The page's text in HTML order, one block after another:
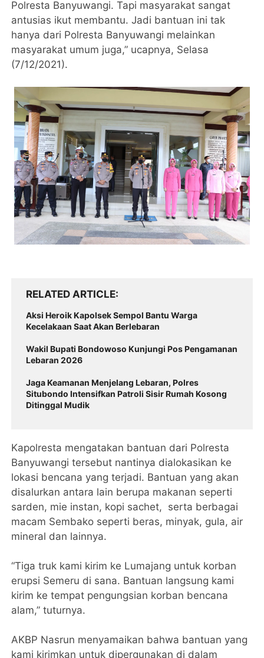
Polresta Banyuwangi. Tapi masyarakat sangat
antusias ikut membantu. Jadi bantuan ini tak
hanya dari Polresta Banyuwangi melainkan
masyarakat umum juga,” ucapnya, Selasa
(7/12/2021).
RELATED ARTICLE
Aksi Heroik Kapolsek Sempol Bantu Warga
Kecelakaan Saat Akan Berlebaran
Wakil Bupati Bondowoso Kunjungi Pos Pengamanan
Lebaran 2026
Jaga Keamanan Menjelang Lebaran, Polres
Situbondo Intensifkan Patroli Sisir Rumah Kosong
Ditinggal Mudik
Kapolresta mengatakan bantuan dari Polresta
Banyuwangi tersebut nantinya dialokasikan ke
lokasi bencana yang terjadi. Bantuan yang akan
disalurkan antara lain berupa makanan seperti
sarden, mie instan, kopi sachet, serta berbagai
macam Sembako seperti beras, minyak, gula, air
mineral dan lainnya.
“Tiga truk kami kirim ke Lumajang untuk korban
erupsi Semeru di sana. Bantuan langsung kami
kirim ke tempat pengungsian korban bencana
alam,” tuturnya.
AKBP Nasrun menyamaikan bahwa bantuan yang
kami kirimkan untuk dipergunakan di dalam